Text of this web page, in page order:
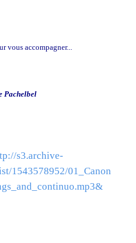
vous accompagner...
Pachelbel
s3.archive-
1543578952/01_Canon